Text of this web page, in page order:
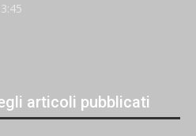
articoli pubblicati